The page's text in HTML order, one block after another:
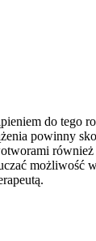
do tego
powinny
możliwość